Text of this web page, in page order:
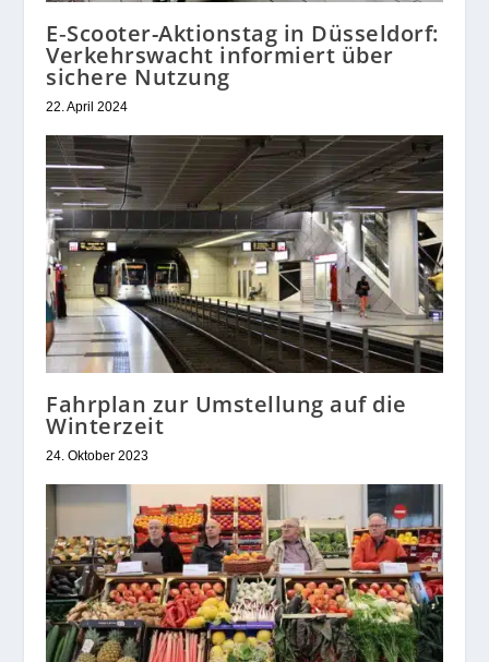
E‑Scooter-Aktionstag in Düsseldorf:
Verkehrswacht informiert über
sichere Nutzung
22. April 2024
Fahrplan zur Umstellung auf die
Winterzeit
24. Oktober 2023